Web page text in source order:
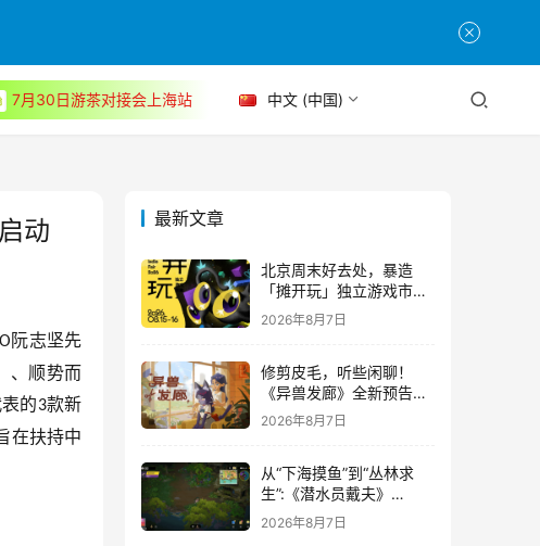
7月30日游茶对接会上海站 中文 (中国)
动
阮志坚先
、顺势而
的3款新
在扶持中
最新文章
北京周末好去处，暴造
「摊开玩」独立游戏市集
正式开票！
2026年8月7日
修剪皮毛，听些闲聊！
《异兽发廊》全新预告与
Steam免费试玩公开
2026年8月7日
从“下海摸鱼”到“丛林求
生”:《潜水员戴夫》
DLC《丛林》移动端定档
8月14日
2026年8月7日